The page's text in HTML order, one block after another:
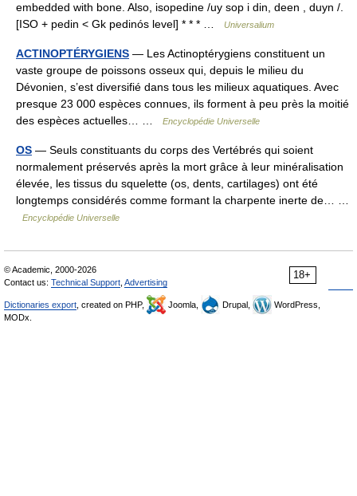
embedded with bone. Also, isopedine /uy sop i din, deen , duyn /.
[ISO + pedin < Gk pedinós level] * * * …
Universalium
ACTINOPTÉRYGIENS — Les Actinoptérygiens constituent un
vaste groupe de poissons osseux qui, depuis le milieu du
Dévonien, s’est diversifié dans tous les milieux aquatiques. Avec
presque 23 000 espèces connues, ils forment à peu près la moitié
des espèces actuelles… …
Encyclopédie Universelle
OS — Seuls constituants du corps des Vertébrés qui soient
normalement préservés après la mort grâce à leur minéralisation
élevée, les tissus du squelette (os, dents, cartilages) ont été
longtemps considérés comme formant la charpente inerte de… …
Encyclopédie Universelle
18+
© Academic, 2000-2026
Contact us: Technical Support Advertising
Dictionaries export , created on PHP, Joomla, Drupal,
WordPress,
MODx.